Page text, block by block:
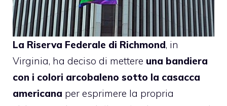
La Riserva Federale di Richmond, in
Virginia, ha deciso di mettere una bandiera
con i colori arcobaleno sotto la casacca
americana per esprimere la propria